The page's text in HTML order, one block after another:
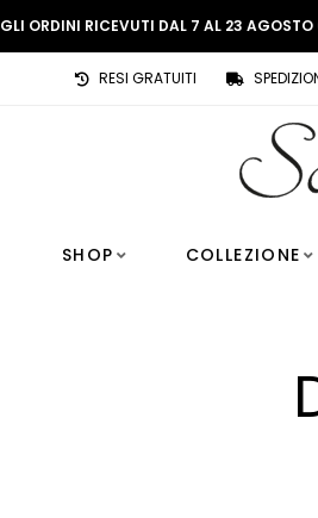
GLI ORDINI RICEVUTI DAL 7 AL 23
RESI GRATUITI
SHOP COLLEZIONE